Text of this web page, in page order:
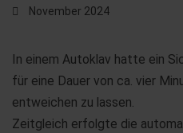
November 2024
In einem Autoklav hatte ein
für eine Dauer von ca. vier
entweichen zu lassen.
Zeitgleich erfolgte die